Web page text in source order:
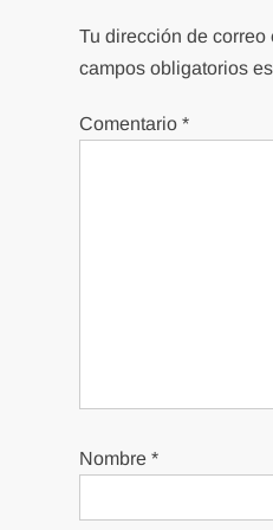
Tu dirección de
campos obligatorios
Comentario*
Nombre*